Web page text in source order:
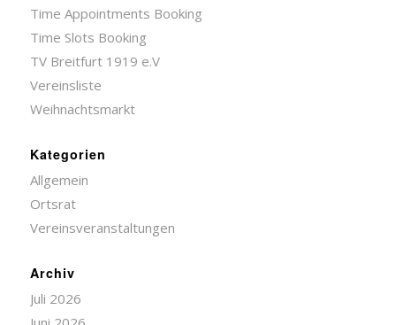
Time Appointments Booking
Time Slots Booking
TV Breitfurt 1919 e.V
Vereinsliste
Weihnachtsmarkt
Kategorien
Allgemein
Ortsrat
Vereinsveranstaltungen
Archiv
Juli 2026